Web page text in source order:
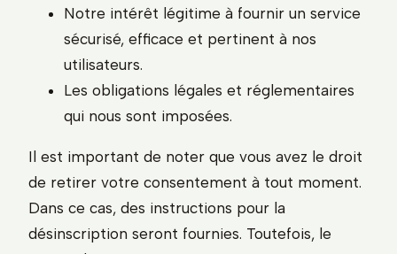
Notre intérêt légitime à fournir un service
sécurisé, efficace et pertinent à nos
utilisateurs.
Les obligations légales et réglementaires
qui nous sont imposées.
Il est important de noter que vous avez le droit
de retirer votre consentement à tout moment.
Dans ce cas, des instructions pour la
désinscription seront fournies. Toutefois, le